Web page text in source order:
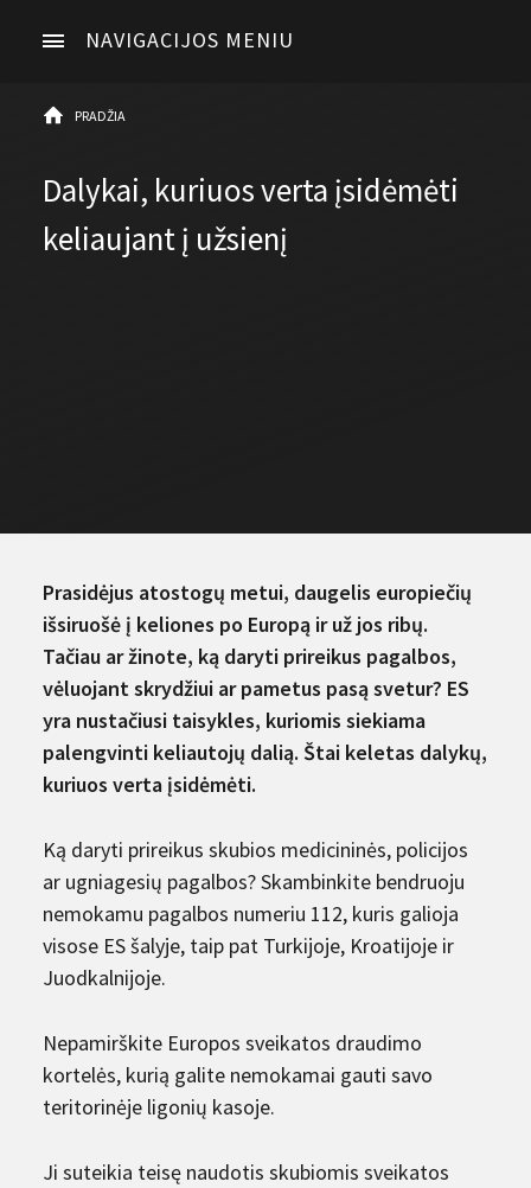
NAVIGACIJOS MENIU
PRADŽIA
Dalykai, kuriuos verta įsidėmėti
keliaujant į užsienį
Prasidėjus atostogų metui, daugelis europiečių
išsiruošė į keliones po Europą ir už jos ribų.
Tačiau ar žinote, ką daryti prireikus pagalbos,
vėluojant skrydžiui ar pametus pasą svetur? ES
yra nustačiusi taisykles, kuriomis siekiama
palengvinti keliautojų dalią. Štai keletas dalykų,
kuriuos verta įsidėmėti.
Ką daryti prireikus skubios medicininės, policijos
ar ugniagesių pagalbos? Skambinkite bendruoju
nemokamu pagalbos numeriu 112, kuris galioja
visose ES šalyje, taip pat Turkijoje, Kroatijoje ir
Juodkalnijoje.
Nepamirškite Europos sveikatos draudimo
kortelės, kurią galite nemokamai gauti savo
teritorinėje ligonių kasoje.
Ji suteikia teisę naudotis skubiomis sveikatos